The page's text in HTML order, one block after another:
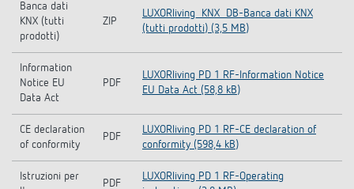
Banca dati
KNX (tutti
prodotti)
ZIP
LUXORliving_KNX_DB-Banca dati KNX
(tutti prodotti) (3,5 MB)
Information
Notice EU
Data Act
PDF
LUXORliving PD 1 RF-Information Notice
EU Data Act (58,8 kB)
CE declaration
of conformity
PDF
LUXORliving PD 1 RF-CE declaration of
conformity (598,4 kB)
Istruzioni per
PDF
LUXORliving PD 1 RF-Operating